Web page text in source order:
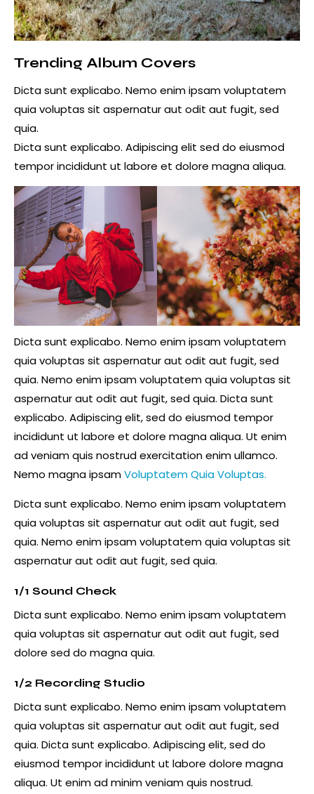
Trending Album Covers
Dicta sunt explicabo. Nemo enim ipsam voluptatem
quia voluptas sit aspernatur aut odit aut fugit, sed
quia.
Dicta sunt explicabo. Adipiscing elit sed do eiusmod
tempor incididunt ut labore et dolore magna aliqua.
Dicta sunt explicabo. Nemo enim ipsam voluptatem
quia voluptas sit aspernatur aut odit aut fugit, sed
quia. Nemo enim ipsam voluptatem quia voluptas sit
aspernatur aut odit aut fugit, sed quia. Dicta sunt
explicabo. Adipiscing elit, sed do eiusmod tempor
incididunt ut labore et dolore magna aliqua. Ut enim
ad veniam quis nostrud exercitation enim ullamco.
Nemo magna ipsamVoluptatem Quia Voluptas.
Dicta sunt explicabo. Nemo enim ipsam voluptatem
quia voluptas sit aspernatur aut odit aut fugit, sed
quia. Nemo enim ipsam voluptatem quia voluptas sit
aspernatur aut odit aut fugit, sed quia.
1/1 Sound Check
Dicta sunt explicabo. Nemo enim ipsam voluptatem
quia voluptas sit aspernatur aut odit aut fugit, sed
dolore sed do magna quia.
1/2 Recording Studio
Dicta sunt explicabo. Nemo enim ipsam voluptatem
quia voluptas sit aspernatur aut odit aut fugit, sed
quia. Dicta sunt explicabo. Adipiscing elit, sed do
eiusmod tempor incididunt ut labore dolore magna
aliqua. Ut enim ad minim veniam quis nostrud.